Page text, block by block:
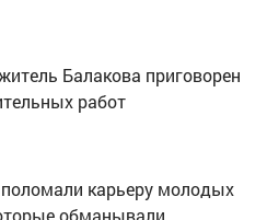
Балакова приговорен
работ
карьеру молодых
обманывали